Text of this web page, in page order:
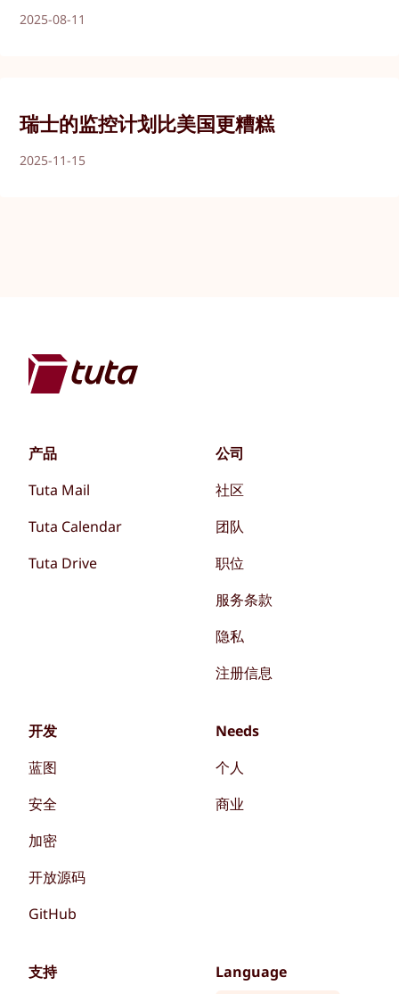
2025-08-11
瑞士的监控计划比美国更糟糕
2025-11-15
产品
Tuta Mail
Tuta Calendar
Tuta Drive
公司
社区
团队
职位
服务条款
隐私
注册信息
开发
蓝图
安全
加密
开放源码
GitHub
Needs
个人
商业
支持 Language